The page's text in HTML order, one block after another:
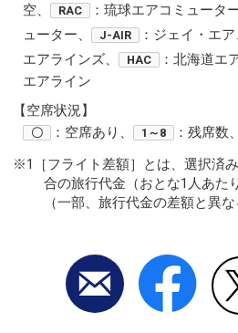
空、
RAC ：琉球エアコミューター
ューター、
J-AIR ：ジェイ・エア
エアラインズ、
HAC ：北海道エ
エアライン
【空席状況】
〇 ：空席あり、 1～8 ：残席数、
※1［フライト差額］とは、選択済
合の旅行代金（おとな1人あた
（一部、旅行代金の差額と異